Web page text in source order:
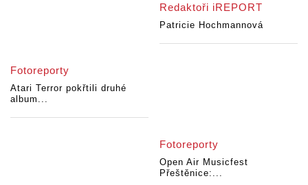
Redaktoři iREPORT
Patricie Hochmannová
Fotoreporty
Atari Terror pokřtili druhé
album...
Fotoreporty
Open Air Musicfest
Přeštěnice:...